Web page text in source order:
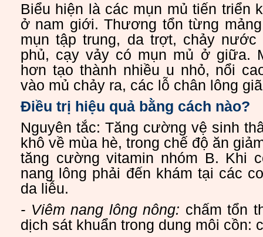
Biểu hiện là các mụn mủ tiến triển
ở nam giới. Thương tổn từng
mụn tập trung, da trợt, chảy
phủ, cạy vảy có mụn mủ ở giữa.
hơn tạo thành nhiều u nhỏ, nổi
vào mủ chảy ra, các lỗ chân lông
Điều trị hiệu quả bằng cách nào?
Nguyên tắc: Tăng cường vệ sinh
khô về mùa hè, trong chế độ ăn
tăng cường vitamin nhóm B. Khi
nang lông phải đến khám tại các
da liễu.
- Viêm nang lông nông: chấm tổn
dịch sát khuẩn trong dung môi cồn: